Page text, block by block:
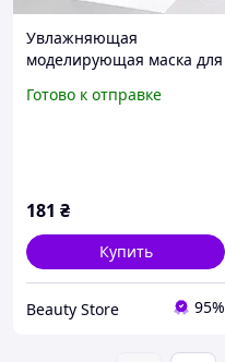
Увлажняющая
моделирующая маска для
Hyaluronic Acid Mooltox
Готово к отправке
181 ₴
Купить
Beauty Store 95%